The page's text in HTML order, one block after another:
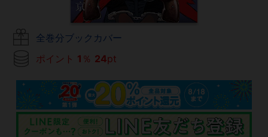
全巻分ブックカバー
ポイント 1 ％ 24pt